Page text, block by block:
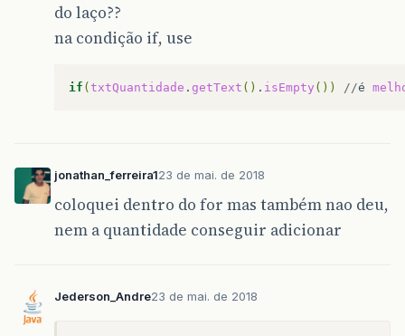
do laço??
na condição if, use
if ( txtQuantidade . getText () . isEmpty ()) //é
jonathan_ferreira123 de mai. de 2018
coloquei dentro do for mas também nao deu,
nem a quantidade conseguir adicionar
Jederson_Andre23 de mai. de 2018